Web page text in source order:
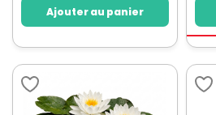
Ajouter au panier